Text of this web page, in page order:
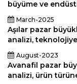
büyüme ve
March-2025
Aşılar pazar
analizi,
August-2023
Avanafil pazar
analizi, ürün